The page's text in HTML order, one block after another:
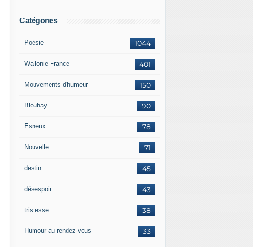
Catégories
1044
Poésie
401
Wallonie-France
150
Mouvements d'humeur
90
Bleuhay
78
Esneux
71
Nouvelle
45
destin
43
désespoir
38
tristesse
33
Humour au rendez-vous